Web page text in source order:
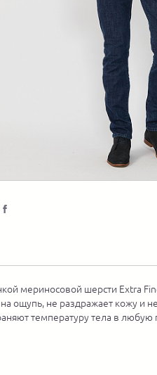
мериносовой шерсти Extra
на ощупь, не раздражает кожу и
температуру тела в любую